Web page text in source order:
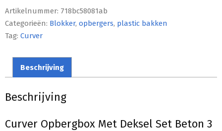
Artikelnummer: 718bc58081ab
Categorieën: Blokker, opbergers, plastic bakken
Tag: Curver
Beschrijving
Beschrijving
Curver Opbergbox Met Deksel Set Beton 3